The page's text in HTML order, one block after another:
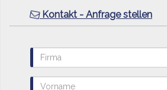
Kontakt - Anfrage stellen